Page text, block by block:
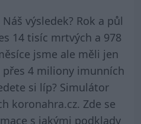
výsledek? Rok a půl
14 tisíc mrtvých a 978
jsme ale měli jen
4 miliony imunních
si líp? Simulátor
koronahra.cz. Zde se
s jakými podklady